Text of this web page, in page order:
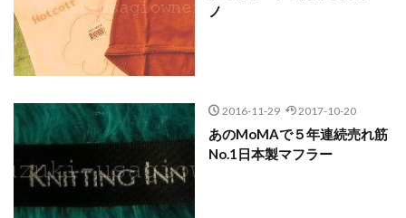
ノ
2016-11-29 2017-10-20
あのMoMAで５年連続売れ筋
No.1日本製マフラー